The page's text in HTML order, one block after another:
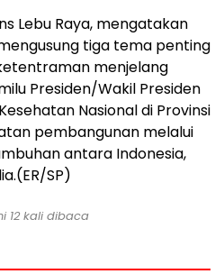
Lebu Raya, mengatakan
tiga tema penting
menjelang
Presiden/Wakil Presiden
Nasional di Provinsi
pembangunan melalui
antara Indonesia,
SP)
12 kali dibaca